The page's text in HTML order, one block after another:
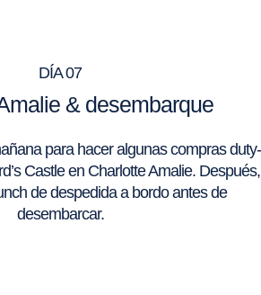
DÍA 07
& desembarque
para hacer algunas compras duty-
Castle en Charlotte Amalie. Después,
de despedida a bordo antes de
desembarcar.